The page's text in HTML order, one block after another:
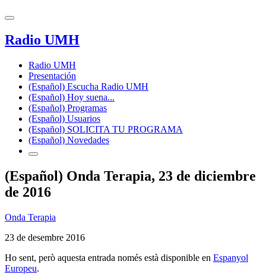
Radio UMH
Radio UMH
Presentación
(Español) Escucha Radio UMH
(Español) Hoy suena...
(Español) Programas
(Español) Usuarios
(Español) SOLICITA TU PROGRAMA
(Español) Novedades
(Español) Onda Terapia, 23 de diciembre
de 2016
Onda Terapia
23 de desembre 2016
Ho sent, però aquesta entrada només està disponible en Espanyol
Europeu.